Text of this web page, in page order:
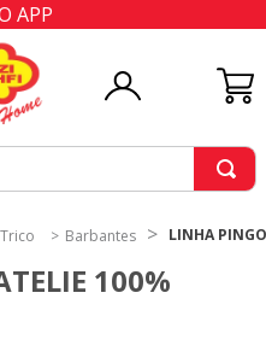
APP
Barbantes LINHA
100%